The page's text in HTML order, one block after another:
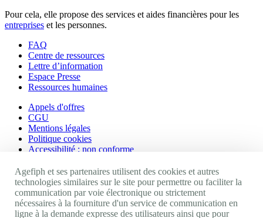
Pour cela, elle propose des services et aides financières pour les
entreprises et les personnes.
FAQ
Centre de ressources
Lettre d’information
Espace Presse
Ressources humaines
Appels d'offres
CGU
Mentions légales
Politique cookies
Accessibilité : non conforme
Nos autres sites
Site portail Agefiph
Activateur de progrès
Agefiph et ses partenaires utilisent des cookies et autres
technologies similaires sur le site pour permettre ou faciliter la
communication par voie électronique ou strictement
nécessaires à la fourniture d'un service de communication en
ligne à la demande expresse des utilisateurs ainsi que pour